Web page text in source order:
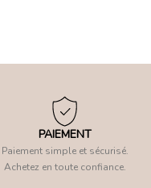
PAIEMENT
Paiement simple et sécurisé.
Achetez en toute confiance.